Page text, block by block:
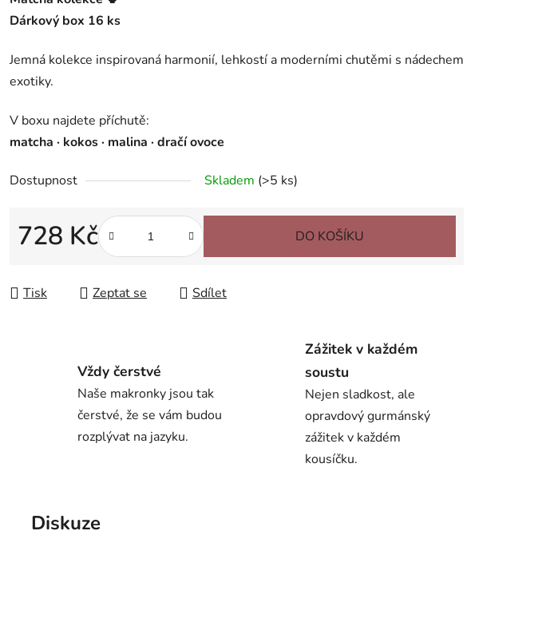
je
z
5
Dárkový box 16 ks
Jemná kolekce inspirovaná harmonií, lehkostí a moderními chutěmi s nádechem
exotiky.
V boxu najdete příchutě:
matcha · kokos · malina · dračí ovoce
Dostupnost Skladem (>5 ks)
728 Kč DO KOŠÍKU
Tisk Zeptat se Sdílet
Vždy čerstvé
Naše makronky jsou tak
čerstvé, že se vám budou
rozplývat na jazyku.
Zážitek v každém
soustu
Nejen sladkost, ale
opravdový gurmánský
zážitek v každém
kousíčku.
Diskuze